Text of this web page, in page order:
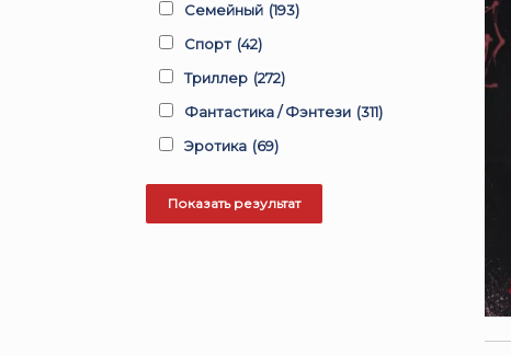
Семейный (193)
Спорт (42)
Триллер (272)
Фантастика / Фэнтези (311)
Эротика (69)